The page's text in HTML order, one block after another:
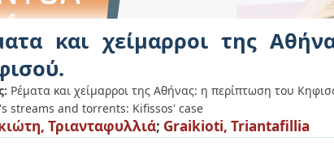
και χείμαρροι της
Ρέματα και χείμαρροι της Αθήνας: η περίπτωση του
streams and torrents: Kifissos' case
Τριανταφυλλιά; Graikioti, Triantafillia